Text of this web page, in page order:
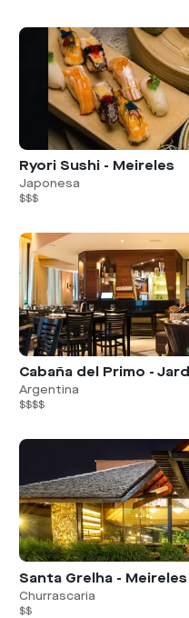
Ryori Sushi - Meireles
Japonesa
$$$
Cabaña del Primo -
Argentina
$$$$
Santa Grelha - Meireles
Churrascaria
$$